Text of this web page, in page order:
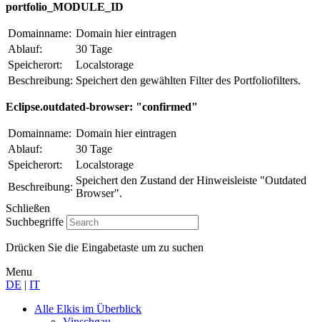
portfolio_MODULE_ID
Domainname: Domain hier eintragen
Ablauf:
30 Tage
Speicherort:
Localstorage
Beschreibung: Speichert den gewählten Filter des Portfoliofilters.
Eclipse.outdated-browser: "confirmed"
Domainname: Domain hier eintragen
Ablauf:
30 Tage
Speicherort:
Localstorage
Beschreibung:
Speichert den Zustand der Hinweisleiste "Outdated
Browser".
Schließen
Suchbegriffe
Drücken Sie die Eingabetaste um zu suchen
Menu
DE | IT
Alle Elkis im Überblick